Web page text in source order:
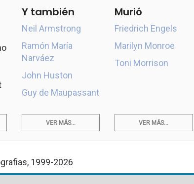
Y también
Neil Armstrong
Ramón María
Narváez
John Huston
Guy de Maupassant
Murió
Friedrich Engels
Marilyn Monroe
Toni Morrison
VER MÁS... VER MÁS...
1999-2026